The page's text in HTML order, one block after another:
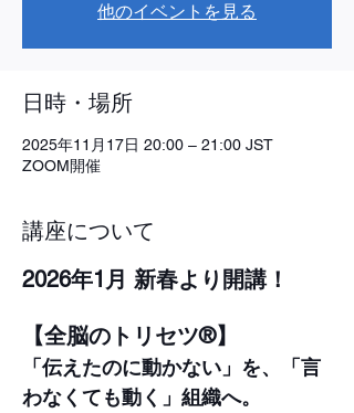
他のイベントを見る
日時・場所
2025年11月17日 20:00 – 21:00 JST
ZOOM開催
講座について
2026年1月 新春より開講！
【全脳のトリセツ®】
「伝えたのに動かない」を、「言
わなくても動く」組織へ。